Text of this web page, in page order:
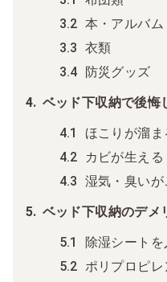
本・アルバム
衣類
防災グッズ
ベッド下収納で後悔
ほこりが溜ま
カビが生える
湿気・臭い
ベッド下収納のデメ
除湿シートを
ポリプロピレ